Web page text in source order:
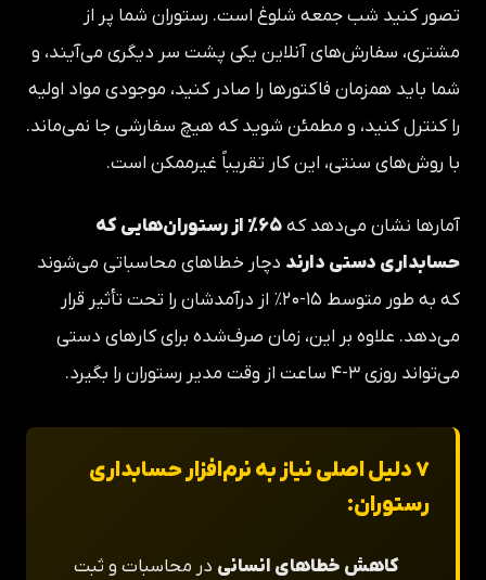
تصور کنید شب جمعه شلوغ است. رستوران شما پر از
مشتری، سفارش‌های آنلاین یکی پشت سر دیگری می‌آیند، و
شما باید همزمان فاکتورها را صادر کنید، موجودی مواد اولیه
را کنترل کنید، و مطمئن شوید که هیچ سفارشی جا نمی‌ماند.
با روش‌های سنتی، این کار تقریباً غیرممکن است.
آمارها نشان می‌دهد که
۶۵٪ از رستوران‌هایی که
حسابداری دستی دارند دچار خطاهای محاسباتی می‌شوند
که به طور متوسط ۱۵-۲۰٪ از درآمدشان را تحت تأثیر قرار
می‌دهد. علاوه بر این، زمان صرف‌شده برای کارهای دستی
می‌تواند روزی ۳-۴ ساعت از وقت مدیر رستوران را بگیرد.
۷ دلیل اصلی نیاز به نرم‌افزار حسابداری
رستوران:
کاهش خطاهای انسانی در محاسبات و ثبت